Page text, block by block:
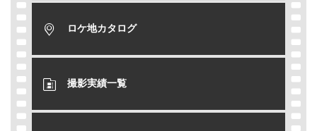
ロケ地カタログ
撮影実績一覧